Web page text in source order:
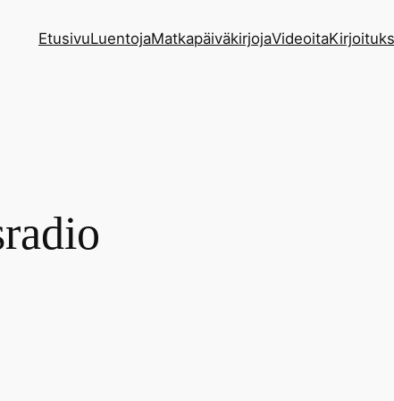
EtusivuLuentojaMatkapäiväkirjojaVideoita